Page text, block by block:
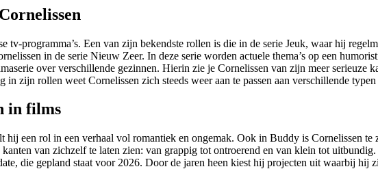
programma’s. Een van zijn bekendste rollen is die in de serie Jeuk, waar hij
in de serie Nieuw Zeer. In deze serie worden actuele thema’s op een
over verschillende gezinnen. Hierin zie je Cornelissen van zijn meer serieuze
zijn rollen weet Cornelissen zich steeds weer aan te passen aan verschillende typen
in films
een rol in een verhaal vol romantiek en ongemak. Ook in Buddy is Cornelissen te
van zichzelf te laten zien: van grappig tot ontroerend en van klein tot
die gepland staat voor 2026. Door de jaren heen kiest hij projecten uit waarbij hij